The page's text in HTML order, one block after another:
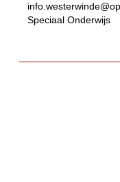
Speciaal Onderwijs